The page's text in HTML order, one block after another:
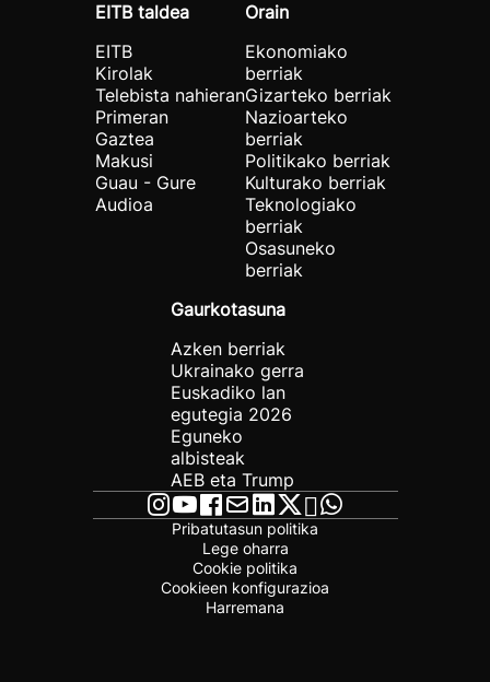
EITB taldea
EITB
Kirolak
Telebista nahieran
Primeran
Gaztea
Makusi
Guau - Gure
Audioa
Orain
Ekonomiako
berriak
Gizarteko berriak
Nazioarteko
berriak
Politikako berriak
Kulturako berriak
Teknologiako
berriak
Osasuneko
berriak
Gaurkotasuna
Azken berriak
Ukrainako gerra
Euskadiko lan
egutegia 2026
Eguneko
albisteak
AEB eta Trump
Pribatutasun politika
Lege oharra
Cookie politika
Cookieen konfigurazioa
Harremana